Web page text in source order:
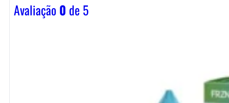
Avaliação0 de 5